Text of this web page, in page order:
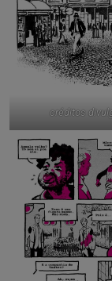
créditos